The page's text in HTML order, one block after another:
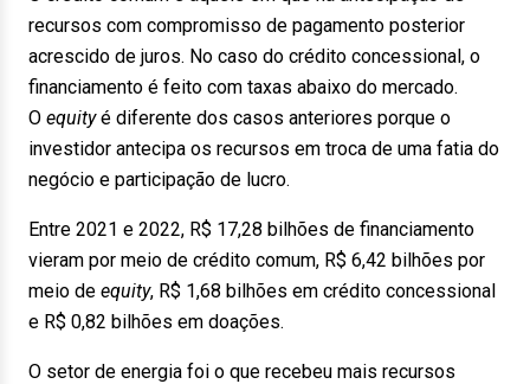
recursos com compromisso de pagamento posterior
acrescido de juros. No caso do crédito concessional, o
financiamento é feito com taxas abaixo do mercado.
O equityé diferente dos casos anteriores porque o
investidor antecipa os recursos em troca de uma fatia do
negócio e participação de lucro.
Entre 2021 e 2022, R$ 17,28 bilhões de financiamento
vieram por meio de crédito comum, R$ 6,42 bilhões por
meio de equity, R$ 1,68 bilhões em crédito concessional
e R$ 0,82 bilhões em doações.
O setor de energia foi o que recebeu mais recursos